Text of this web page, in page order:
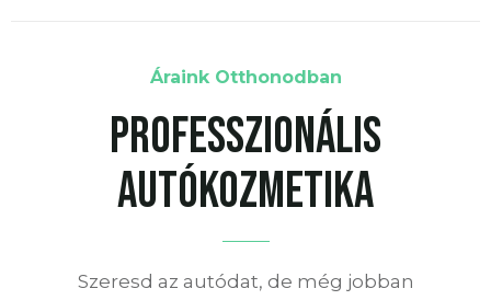
Áraink Otthonodban
Professzionális
Autókozmetika
Szeresd az autódat, de még jobban